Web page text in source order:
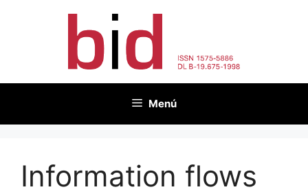
Menú
Information flows